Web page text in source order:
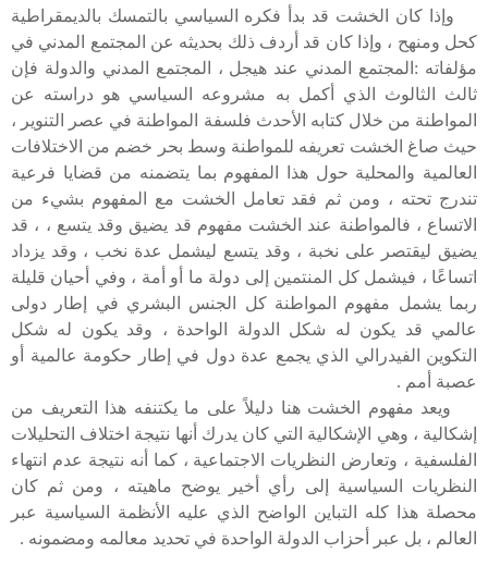
وإذا كان الخشت قد بدأ فكره السياسي بالتمسك بالديمقراطية
كحل ومنهح ، وإذا كان قد أردف ذلك بحديثه عن المجتمع المدني في
مؤلفاته :المجتمع المدني عند هيجل ، المجتمع المدني والدولة فإن
ثالث الثالوث الذي أكمل به مشروعه السياسي هو دراسته عن
المواطنة من خلال كتابه الأحدث فلسفة المواطنة في عصر التنوير ،
حيث صاغ الخشت تعريفه للمواطنة وسط بحر خضم من الاختلافات
العالمية والمحلية حول هذا المفهوم بما يتضمنه من قضايا فرعية
تندرج تحته ، ومن ثم فقد تعامل الخشت مع المفهوم بشيء من
الاتساع ، فالمواطنة عند الخشت مفهوم قد يضيق وقد يتسع ، ، قد
يضيق ليقتصر على نخبة ، وقد يتسع ليشمل عدة نخب ، وقد يزداد
اتساعًا ، فيشمل كل المنتمين إلى دولة ما أو أمة ، وفي أحيان قليلة
ربما يشمل مفهوم المواطنة كل الجنس البشري في إطار دولى
عالمي قد يكون له شكل الدولة الواحدة ، وقد يكون له شكل
التكوين الفيدرالي الذي يجمع عدة دول في إطار حكومة عالمية أو
عصبة أمم .
ويعد مفهوم الخشت هنا دليلاً على ما يكتنفه هذا التعريف من
إشكالية ، وهي الإشكالية التي كان يدرك أنها نتيجة اختلاف التحليلات
الفلسفية ، وتعارض النظريات الاجتماعية ، كما أنه نتيجة عدم انتهاء
النظريات السياسية إلى رأي أخير يوضح ماهيته ، ومن ثم كان
محصلة هذا كله التباين الواضح الذي عليه الأنظمة السياسية عبر
العالم ، بل عبر أحزاب الدولة الواحدة في تحديد معالمه ومضمونه .